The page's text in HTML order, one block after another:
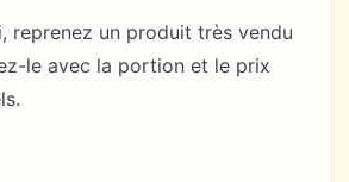
reprenez un produit très vendu
le avec la portion et le prix